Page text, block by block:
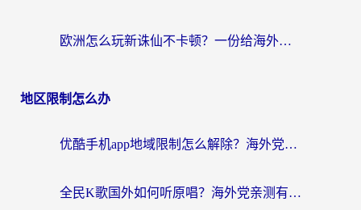
欧洲怎么玩新诛仙不卡顿？一份给海外游子的国服游戏畅玩指南
地区限制怎么办
优酷手机app地域限制怎么解除？海外党亲测有效的追剧方案
全民K歌国外如何听原唱？海外党亲测有效的回国加速器选择指南